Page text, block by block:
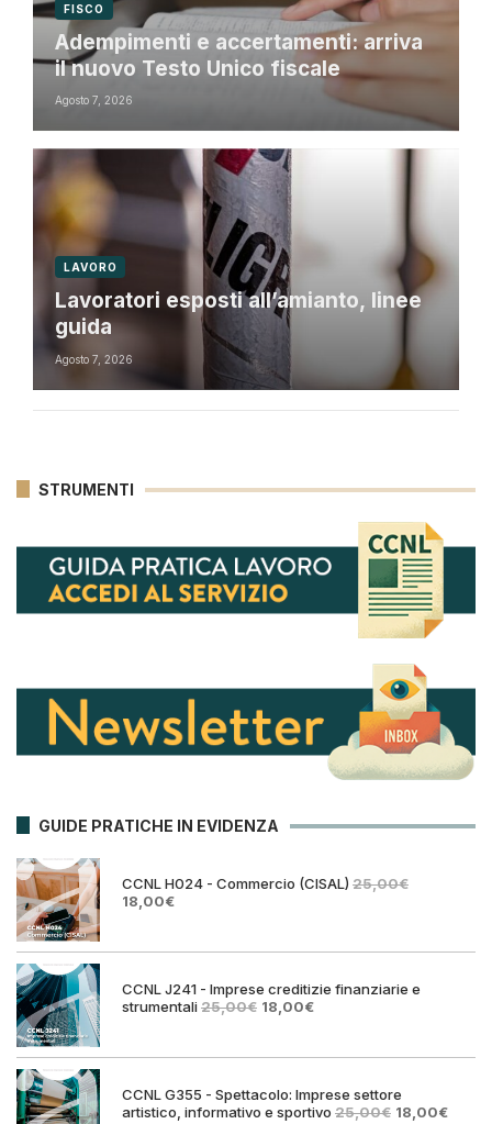
FISCO
Adempimenti e accertamenti: arriva
il nuovo Testo Unico fiscale
Agosto 7, 2026
LAVORO
Lavoratori esposti all’amianto, linee
guida
Agosto 7, 2026
STRUMENTI
GUIDE PRATICHE IN EVIDENZA
CCNL H024 - Commercio (CISAL) 25,00€
Il
era:
18,00€Il
è:
CCNL J241 - Imprese creditizie finanziarie e
strumentali25,00€ Il
era:
18,00€Il
è:
CCNL G355 - Spettacolo: Imprese settore
artistico, informativo e sportivo 25,00€ Il18,00€Il